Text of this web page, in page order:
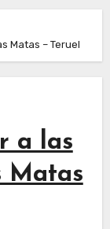
Matas – Teruel
a las
Matas